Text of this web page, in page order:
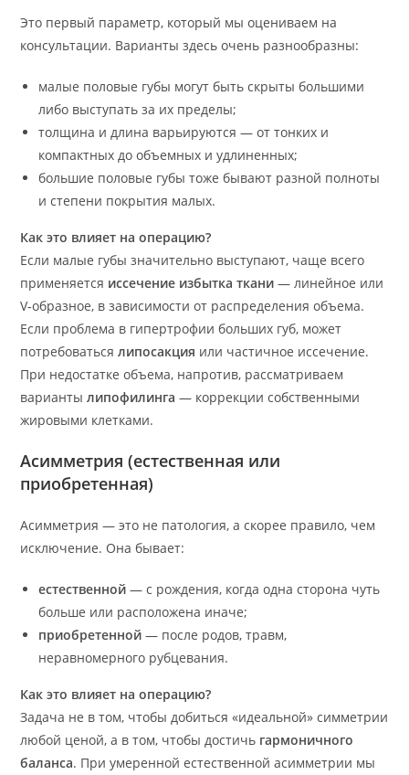
Это первый параметр, который мы оцениваем на
консультации. Варианты здесь очень разнообразны:
малые половые губы могут быть скрыты большими
либо выступать за их пределы;
толщина и длина варьируются — от тонких и
компактных до объемных и удлиненных;
большие половые губы тоже бывают разной полноты
и степени покрытия малых.
Как это влияет на операцию?
Если малые губы значительно выступают, чаще всего
применяется иссечение избытка ткани — линейное или
V‑образное, в зависимости от распределения объема.
Если проблема в гипертрофии больших губ, может
потребоватьсялипосакция или частичное иссечение.
При недостатке объема, напротив, рассматриваем
вариантылипофилинга — коррекции собственными
жировыми клетками.
Асимметрия (естественная или
приобретенная)
Асимметрия — это не патология, а скорее правило, чем
исключение. Она бывает:
естественной — с рождения, когда одна сторона чуть
больше или расположена иначе;
приобретенной — после родов, травм,
неравномерного рубцевания.
Как это влияет на операцию?
Задача не в том, чтобы добиться «идеальной» симметрии
любой ценой, а в том, чтобы достичь гармоничного
баланса. При умеренной естественной асимметрии мы